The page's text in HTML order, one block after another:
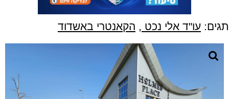
תגים: עו"ד אלי נכט , הקאנטרי באשדוד